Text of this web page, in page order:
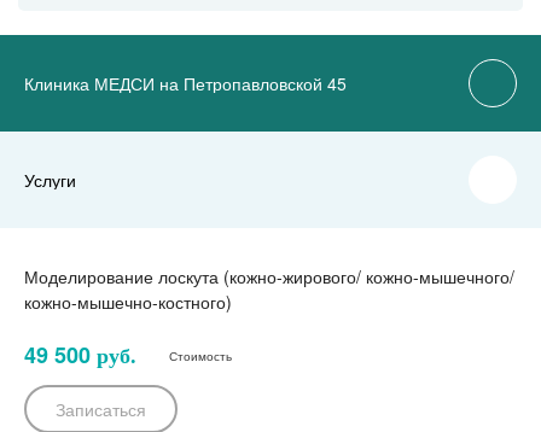
Клиника МЕДСИ на Петропавловской 45
Услуги
Моделирование лоскута (кожно-жирового/ кожно-мышечного/
кожно-мышечно-костного)
49 500 руб. Стоимость
Записаться